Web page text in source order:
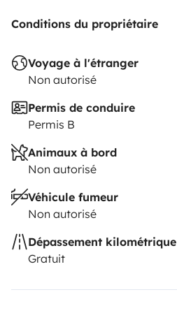
Conditions du propriétaire
Voyage à l'étranger
Non autorisé
Permis de conduire
Permis B
Animaux à bord
Non autorisé
Véhicule fumeur
Non autorisé
Dépassement kilométrique
Gratuit